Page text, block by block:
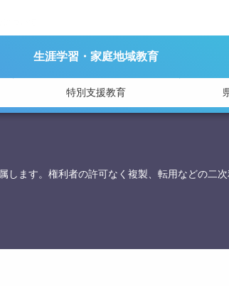
生涯学習・家庭地域教育
特別支援教育
ついて
ます。権利者の許可なく複製、転用などの二次